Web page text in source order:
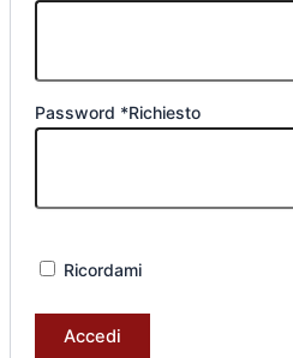
Password *Richiesto
Ricordami
Accedi